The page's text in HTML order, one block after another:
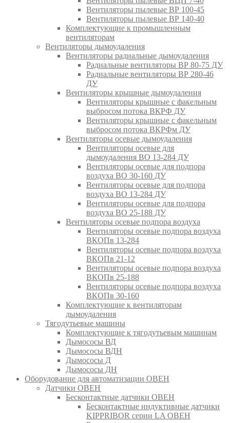
Вентиляторы пылевые ВР 100-45
Вентиляторы пылевые ВР 140-40
Комплектующие к промышленным
вентиляторам
Вентиляторы дымоудаления
Вентиляторы радиальные дымоудаления
Радиальные вентиляторы ВР 80-75 ДУ
Радиальные вентиляторы ВР 280-46
ДУ
Вентиляторы крышные дымоудаления
Вентиляторы крышные с факельным
выбросом потока ВКРФ ДУ
Вентиляторы крышные с факельным
выбросом потока ВКРФм ДУ
Вентиляторы осевые дымоудаления
Вентиляторы осевые для
дымоудаления ВО 13-284 ДУ
Вентиляторы осевые для подпора
воздуха ВО 30-160 ДУ
Вентиляторы осевые для подпора
воздуха ВО 13-284 ДУ
Вентиляторы осевые для подпора
воздуха ВО 25-188 ДУ
Вентиляторы осевые подпора воздуха
Вентиляторы осевые подпора воздуха
ВКОПв 13-284
Вентиляторы осевые подпора воздуха
ВКОПв 21-12
Вентиляторы осевые подпора воздуха
ВКОПв 25-188
Вентиляторы осевые подпора воздуха
ВКОПв 30-160
Комплектующие к вентиляторам
дымоудаления
Тягодутьевые машины
Комплектующие к тягодутьевым машинам
Дымососы ВД
Дымососы ВДН
Дымососы Д
Дымососы ДН
Оборудование для автоматизации ОВЕН
Датчики ОВЕН
Бесконтактные датчики ОВЕН
Бесконтактные индуктивные датчики
KIPPRIBOR серии LA ОВЕН